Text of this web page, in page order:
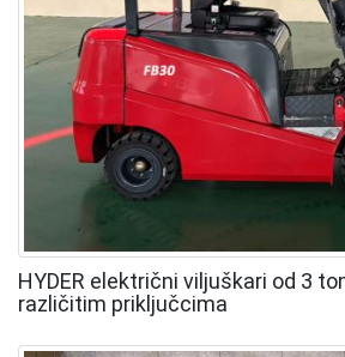
HYDER električni viljuškari od 3
različitim priključcima